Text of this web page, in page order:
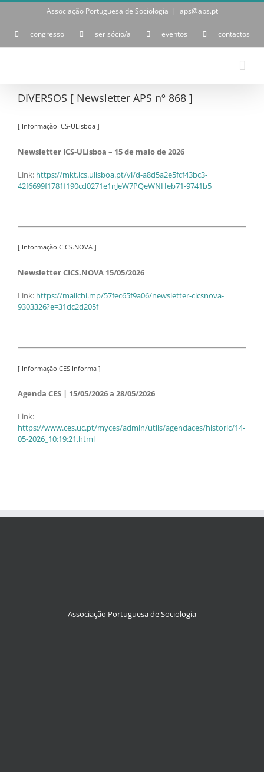
Skip
Associação Portuguesa de Sociologia | aps@aps.pt
congresso ser sócio/a eventos contactos
DIVERSOS [ Newsletter APS nº 868 ]
[ Informação ICS-ULisboa ]
Newsletter ICS-ULisboa – 15 de maio de 2026
Link: https://mkt.ics.ulisboa.pt/vl/d-a8d5a2e5fcf43bc3-
42f6699f1781f190cd0271e1nJeW7PQeWNHeb71-9741b5
[ Informação CICS.NOVA ]
Newsletter CICS.NOVA 15/05/2026
Link: https://mailchi.mp/57fec65f9a06/newsletter-cicsnova-
9303326?e=31dc2d205f
[ Informação CES Informa ]
Agenda CES | 15/05/2026 a 28/05/2026
Link:
https://www.ces.uc.pt/myces/admin/utils/agendaces/historic/14-
05-2026_10:19:21.html
Associação Portuguesa de Sociologia